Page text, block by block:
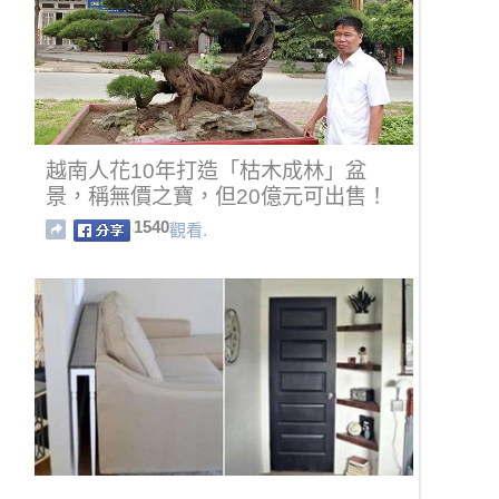
越南人花10年打造「枯木成林」盆
景，稱無價之寶，但20億元可出售！
1540觀看.